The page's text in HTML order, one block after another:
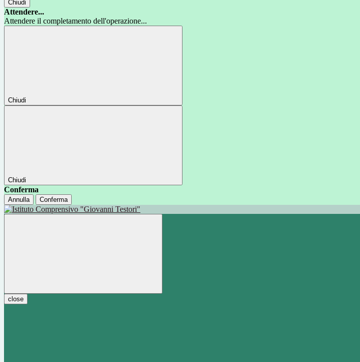
Chiudi
Attendere...
Attendere il completamento dell'operazione...
Chiudi
Chiudi
Conferma
Annulla Conferma
close